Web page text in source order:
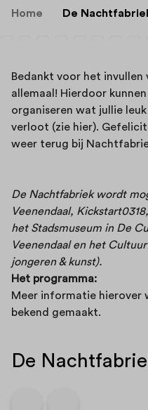
Home De
Bedankt voor het
allemaal! Hierdoor
organiseren wat jullie
verloot (zie hier).
weer terug bij
De Nachtfabriek wordt
Veenendaal,
het Stadsmuseum in De
Veenendaal en het
jongeren & kunst).
Het programma:
Meer informatie hierover
bekend gemaakt.
De